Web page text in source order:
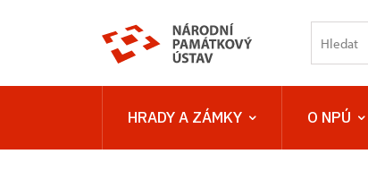
HRADY A ZÁMKY O NPÚ